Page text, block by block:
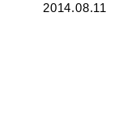
2014.08.11